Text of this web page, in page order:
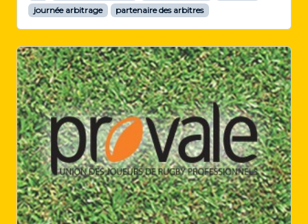
journée arbitrage
partenaire des arbitres